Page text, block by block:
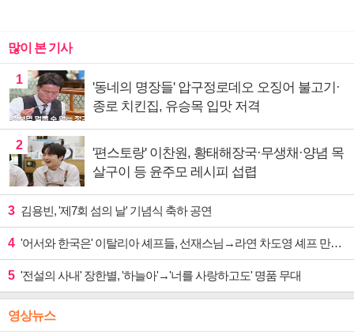
많이 본 기사
1
'동네의 명장들' 압구정로데오 오징어 불고기·
종로 치킨집, 유승목 입맛 저격
2
'편스토랑' 이찬원, 황태해장국·무생채·양념 목
살구이 등 윤주모 레시피 섭렵
3 김용빈, '제7회 섬의 날' 기념식 축하 공연
4 '어서와 한국은' 이탈리아 셰프들, 선재스님→라연 차도영 셰프 만난다
5 '전설의 사내' 장한별, '하늘아'→'너를 사랑하고도' 명품 무대
영상뉴스